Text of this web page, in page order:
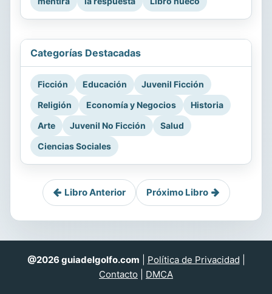
Categorías Destacadas
Ficción Educación
Juvenil Ficción
Religión
Economía y Negocios
Historia
Arte
Juvenil No Ficción
Salud
Ciencias Sociales
Libro Anterior Próximo Libro
@2026 guiadelgolfo.com Política de Privacidad
Contacto
DMCA